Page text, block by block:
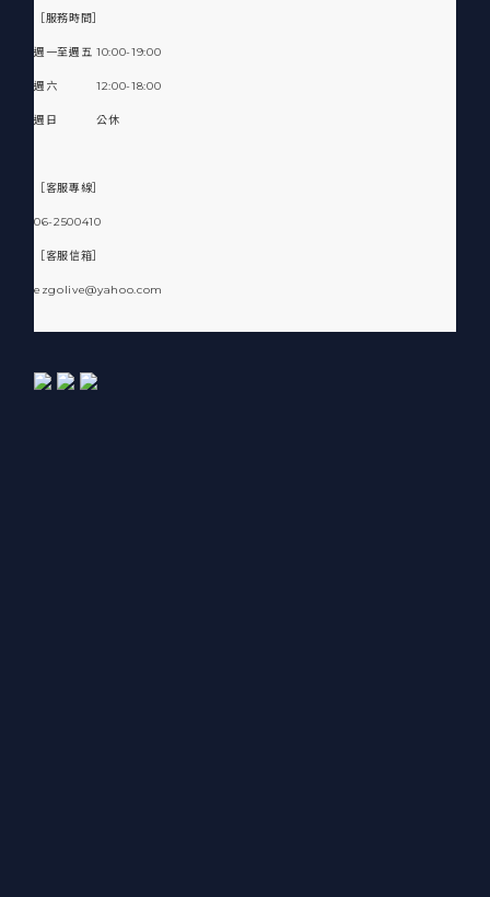
［服務時間］
週一至週五 10:00-19:00
週六 12:00-18:00
週日 公休
［客服專線］
06-2500410
［客服信箱］
ezgolive@yahoo.com